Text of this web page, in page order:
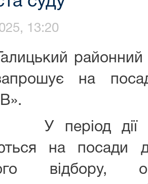
13:20
районний суд
на
дії
на посади
відбору,